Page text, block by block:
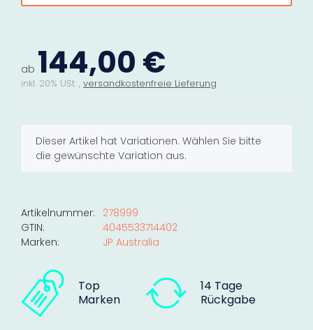
ab 144,00 €
inkl. 20% USt. , versandkostenfreie Lieferung
xDieser Artikel hat Variationen. Wählen Sie bitte
die gewünschte Variation aus.
Artikelnummer:
278999
GTIN:
4045533714402
Marken:
JP Australia
Top
Marken
14 Tage
Rückgabe